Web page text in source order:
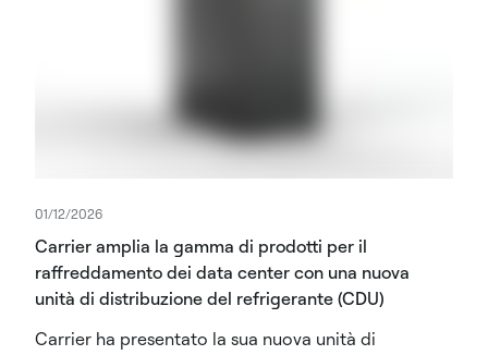
01/12/2026
Carrier amplia la gamma di prodotti per il
raffreddamento dei data center con una nuova
unità di distribuzione del refrigerante (CDU)
Carrier ha presentato la sua nuova unità di